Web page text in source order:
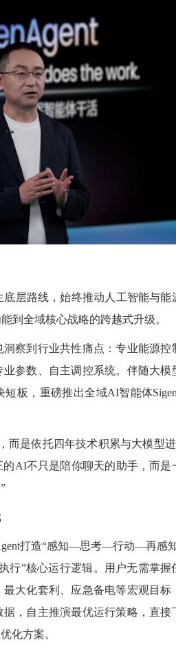
层路线，始终推动人工智能与能
到全域核心战略的跨越式升级。
洞察到行业共性痛点：专业能源控
参数、自主调控系统。伴随大模
板，重磅推出全域AI智能体
而是依托四年技术积累与大模型
AI不只是陪你聊天的助手，而是
打造“感知—思考—行动—再感
行”核心运行逻辑。用户无需掌握
大化套利、应急备电等宏观目标
，自主推演最优运行策略，直接
化方案。